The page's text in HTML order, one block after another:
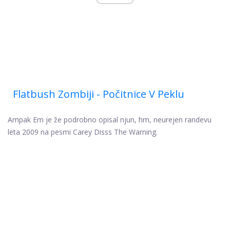
Flatbush Zombiji - Počitnice V Peklu
Ampak Em je že podrobno opisal njun, hm, neurejen randevu
leta 2009 na pesmi Carey Disss The Warning.